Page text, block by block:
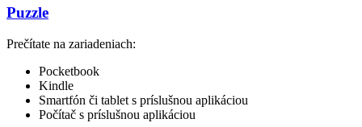
Puzzle
Prečítate na zariadeniach:
Pocketbook
Kindle
Smartfón či tablet s príslušnou aplikáciou
Počítač s príslušnou aplikáciou